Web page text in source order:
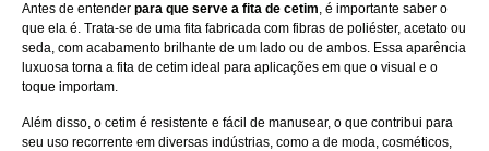
Antes de entender para que serve a fita de cetim, é importante saber o
que ela é. Trata-se de uma fita fabricada com fibras de poliéster, acetato ou
seda, com acabamento brilhante de um lado ou de ambos. Essa aparência
luxuosa torna a fita de cetim ideal para aplicações em que o visual e o
toque importam.
Além disso, o cetim é resistente e fácil de manusear, o que contribui para
seu uso recorrente em diversas indústrias, como a de moda, cosméticos,